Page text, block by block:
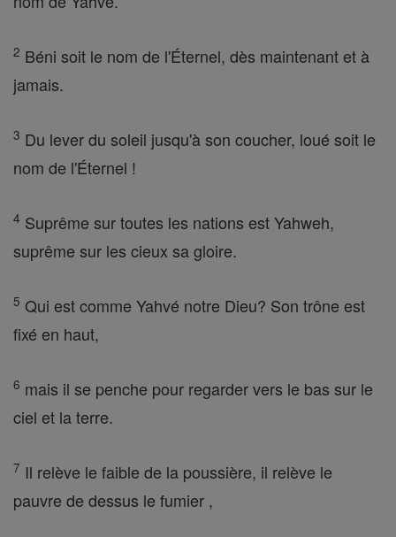
2 Béni soit le nom de l'Éternel, dès maintenant et à
jamais.
3 Du lever du soleil jusqu'à son coucher, loué soit le
nom de l'Éternel !
4 Suprême sur toutes les nations est Yahweh,
suprême sur les cieux sa gloire.
5 Qui est comme Yahvé notre Dieu? Son trône est
fixé en haut,
6 mais il se penche pour regarder vers le bas sur le
ciel et la terre.
7 Il relève le faible de la poussière, il relève le
pauvre de dessus le fumier ,